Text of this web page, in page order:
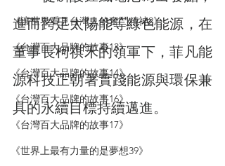
《讓世界看見台灣人的奮鬥精神2》
《台灣百大品牌的故事13》
《台灣百大品牌的故事14》
《台灣百大品牌的故事16》
《台灣百大品牌的故事17》
《世界上最有力量的是夢想39》
進而跨足太陽能等綠色能源，在
董事長柯祺禾的領軍下，菲凡能
源科技正朝著實踐能源與環保兼
具的永續目標持續邁進。